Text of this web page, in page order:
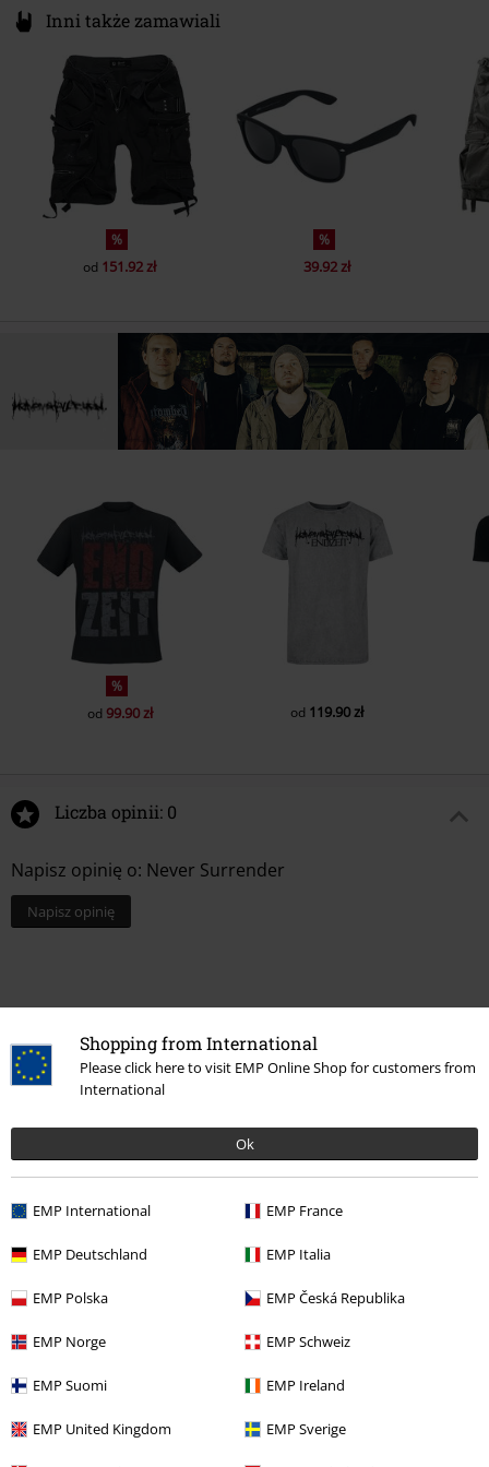
Shopping from International
Please click here to visit EMP Online Shop for customers from
International
Ok
EMP International EMP France
EMP Deutschland EMP Italia
EMP Polska EMP Česká Republika
EMP Norge EMP Schweiz
EMP Suomi EMP Ireland
EMP United Kingdom EMP Sverige
Inni także zamawiali
%
od 151.92 zł
%
39.92 zł
%
od 99.90 zł od 119.90 zł
Liczba opinii: 0
Napisz opinię o: Never Surrender
Napisz opinię
od119.90 zł